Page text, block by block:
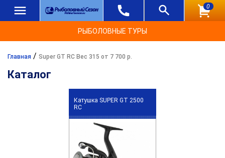
0
РЫБОЛОВНЫЕ ТУРЫ
Главная / Super GT RC Вес 315 от 7 700 р.
Каталог
Катушка SUPER GT 2500
RC